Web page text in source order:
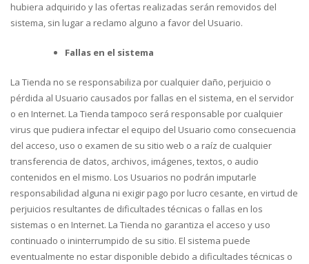
hubiera adquirido y las ofertas realizadas serán removidos del
sistema, sin lugar a reclamo alguno a favor del Usuario.
Fallas en el sistema
La Tienda no se responsabiliza por cualquier daño, perjuicio o
pérdida al Usuario causados por fallas en el sistema, en el servidor
o en Internet. La Tienda tampoco será responsable por cualquier
virus que pudiera infectar el equipo del Usuario como consecuencia
del acceso, uso o examen de su sitio web o a raíz de cualquier
transferencia de datos, archivos, imágenes, textos, o audio
contenidos en el mismo. Los Usuarios no podrán imputarle
responsabilidad alguna ni exigir pago por lucro cesante, en virtud de
perjuicios resultantes de dificultades técnicas o fallas en los
sistemas o en Internet. La Tienda no garantiza el acceso y uso
continuado o ininterrumpido de su sitio. El sistema puede
eventualmente no estar disponible debido a dificultades técnicas o